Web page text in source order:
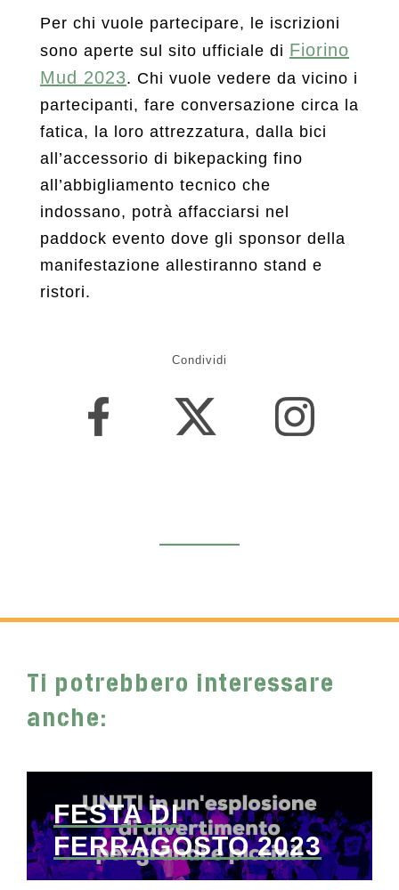
Per chi vuole partecipare, le iscrizioni
sono aperte sul sito ufficiale di Fiorino
Mud 2023. Chi vuole vedere da vicino i
partecipanti, fare conversazione circa la
fatica, la loro attrezzatura, dalla bici
all’accessorio di bikepacking fino
all’abbigliamento tecnico che
indossano, potrà affacciarsi nel
paddock evento dove gli sponsor della
manifestazione allestiranno stand e
ristori.
Condividi
Ti potrebbero interessare
anche:
FESTA DI
FERRAGOSTO 2023